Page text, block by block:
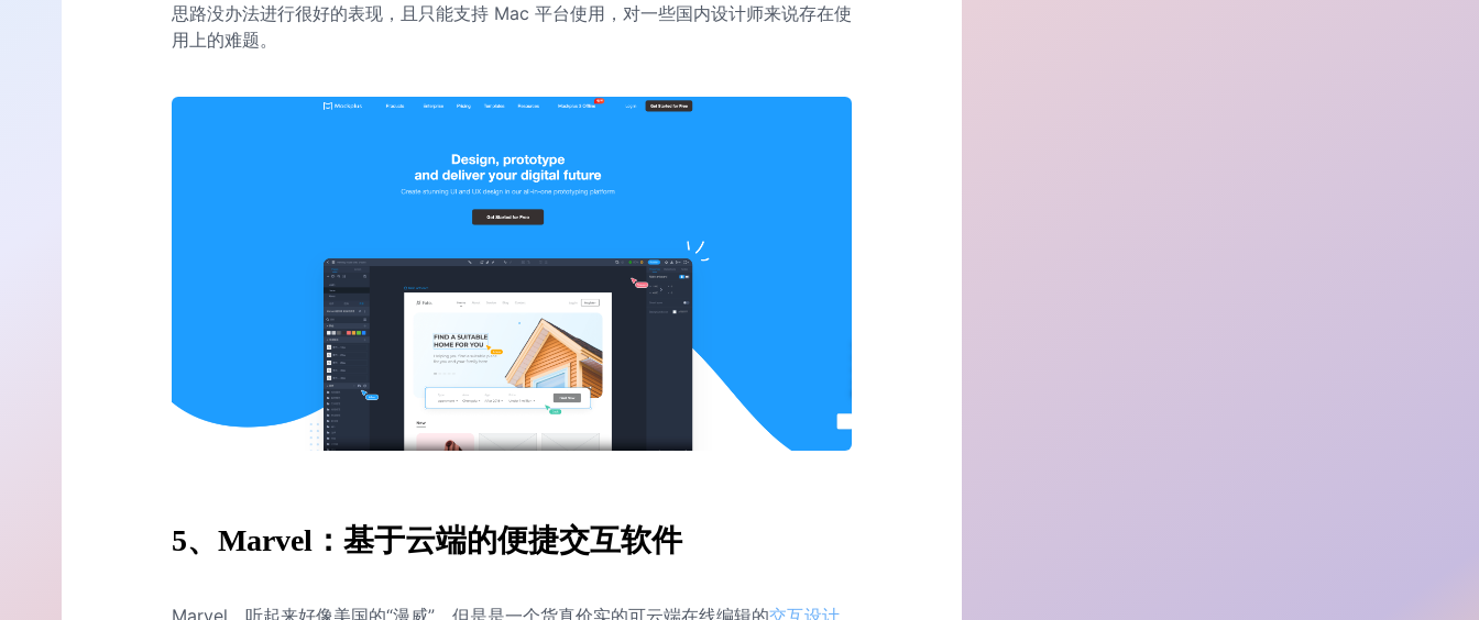
思路没办法进行很好的表现，且只能支持 Mac 平台使用，对一些国内设计师来说存在使
用上的难题。
5、Marvel：基于云端的便捷交互软件
Marvel，听起来好像美国的“漫威”，但是是一个货真价实的可云端在线编辑的交互设计